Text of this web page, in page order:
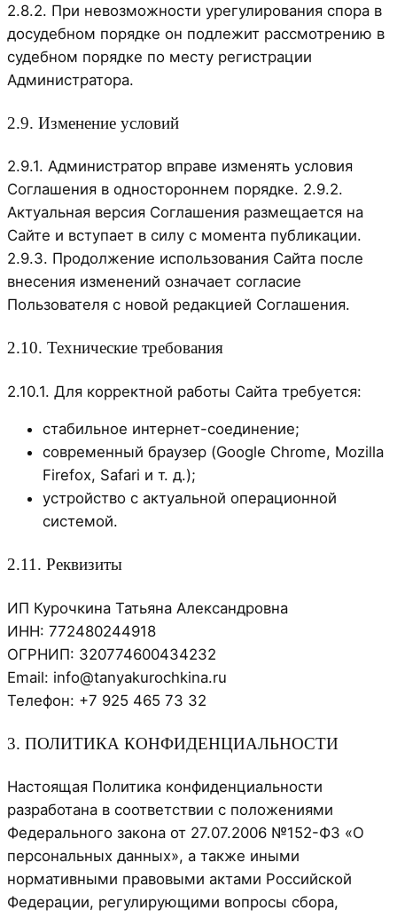
2.8.2. При невозможности урегулирования спора в
досудебном порядке он подлежит рассмотрению в
судебном порядке по месту регистрации
Администратора.
2.9. Изменение условий
2.9.1. Администратор вправе изменять условия
Соглашения в одностороннем порядке. 2.9.2.
Актуальная версия Соглашения размещается на
Сайте и вступает в силу с момента публикации.
2.9.3. Продолжение использования Сайта после
внесения изменений означает согласие
Пользователя с новой редакцией Соглашения.
2.10. Технические требования
2.10.1. Для корректной работы Сайта требуется:
стабильное интернет-соединение;
современный браузер (Google Chrome, Mozilla
Firefox, Safari и т. д.);
устройство с актуальной операционной
системой.
2.11. Реквизиты
ИП Курочкина Татьяна Александровна
ИНН: 772480244918
ОГРНИП: 320774600434232
Email: info@tanyakurochkina.ru
Телефон: +7 925 465 73 32
3. ПОЛИТИКА КОНФИДЕНЦИАЛЬНОСТИ
Настоящая Политика конфиденциальности
разработана в соответствии с положениями
Федерального закона от 27.07.2006 №152-ФЗ «О
персональных данных», а также иными
нормативными правовыми актами Российской
Федерации, регулирующими вопросы сбора,